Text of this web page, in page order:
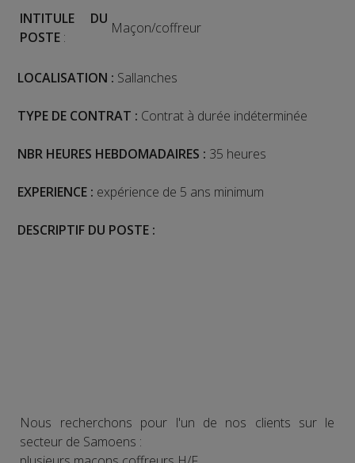
INTITULE DU
POSTE :
Maçon/coffreur
LOCALISATION : Sallanches
TYPE DE CONTRAT : Contrat à durée indéterminée
NBR HEURES HEBDOMADAIRES : 35 heures
EXPERIENCE : expérience de 5 ans minimum
DESCRIPTIF DU POSTE :
Nous recherchons pour l'un de nos clients sur le
secteur de Samoens :